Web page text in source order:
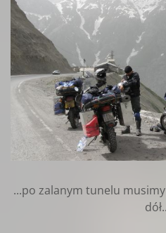
...po zalanym tunelu